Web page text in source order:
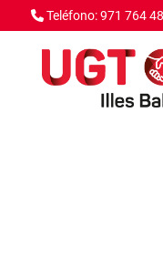
Pasar al contenido
Teléfono: 971 764